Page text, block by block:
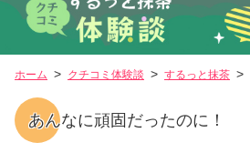
ホーム クチコミ体験談 するっと抹茶
あんなに頑固だったのに！